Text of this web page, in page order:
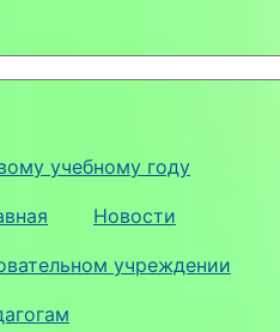
учебному году
Новости
учреждении